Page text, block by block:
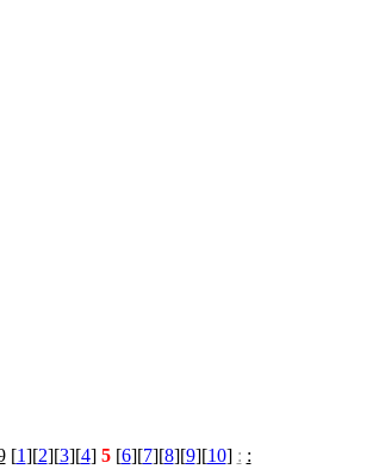
[1][2][3][4] 5[6][7][8][9][10] : :